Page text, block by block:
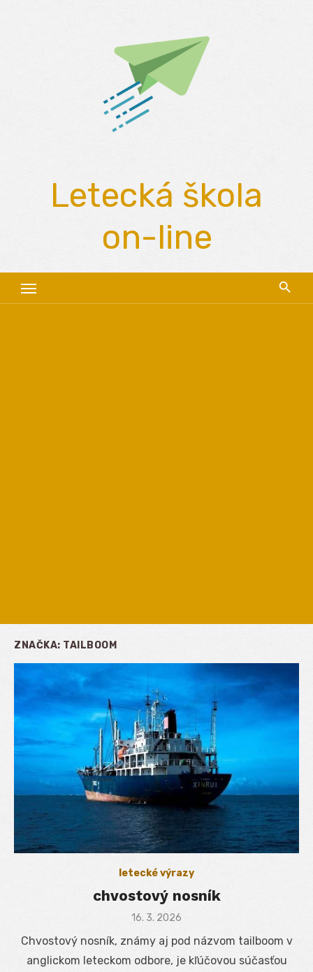
Letecká škola
on-line
ZNAČKA: TAILBOOM
letecké výrazy
chvostový nosník
Posted
16. 3. 2026
Chvostový nosník, známy aj pod názvom tailboom v
anglickom leteckom odbore, je kľúčovou súčasťou